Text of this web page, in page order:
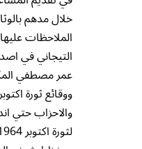
خلال مدهم
الملاحظات
التيجاني في
عمر مصطفي
والاحزاب حتي